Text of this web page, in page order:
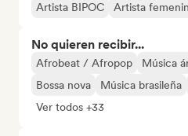
Artista BIPOC Artista
No quieren recibir...
Afrobeat / Afropop Música
Bossa nova
Música brasileña
Ver todos +33